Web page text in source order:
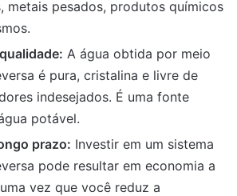
metais pesados, produtos químicos
A água obtida por meio
é pura, cristalina e livre de
indesejados. É uma fonte
potável.
prazo: Investir em um sistema
pode resultar em economia a
vez que você reduz a